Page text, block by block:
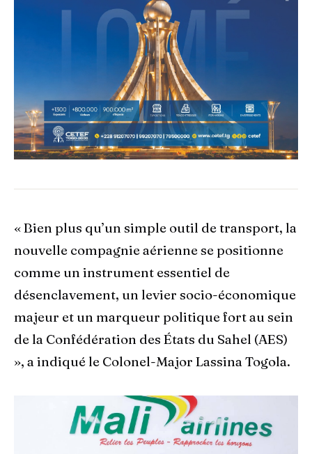
« Bien plus qu’un simple outil de transport, la
nouvelle compagnie aérienne se positionne
comme un instrument essentiel de
désenclavement, un levier socio-économique
majeur et un marqueur politique fort au sein
de la Confédération des États du Sahel (AES)
», a indiqué le Colonel-Major Lassina Togola.